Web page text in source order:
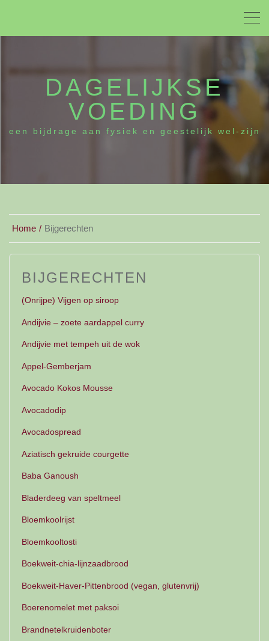
DAGELIJKSE
VOEDING
een bijdrage aan fysiek en geestelijk wel-zijn
Home Bijgerechten
BIJGERECHTEN
(Onrijpe) Vijgen op siroop
Andijvie – zoete aardappel curry
Andijvie met tempeh uit de wok
Appel-Gemberjam
Avocado Kokos Mousse
Avocadodip
Avocadospread
Aziatisch gekruide courgette
Baba Ganoush
Bladerdeeg van speltmeel
Bloemkoolrijst
Bloemkooltosti
Boekweit-chia-lijnzaadbrood
Boekweit-Haver-Pittenbrood (vegan, glutenvrij)
Boerenomelet met paksoi
Brandnetelkruidenboter